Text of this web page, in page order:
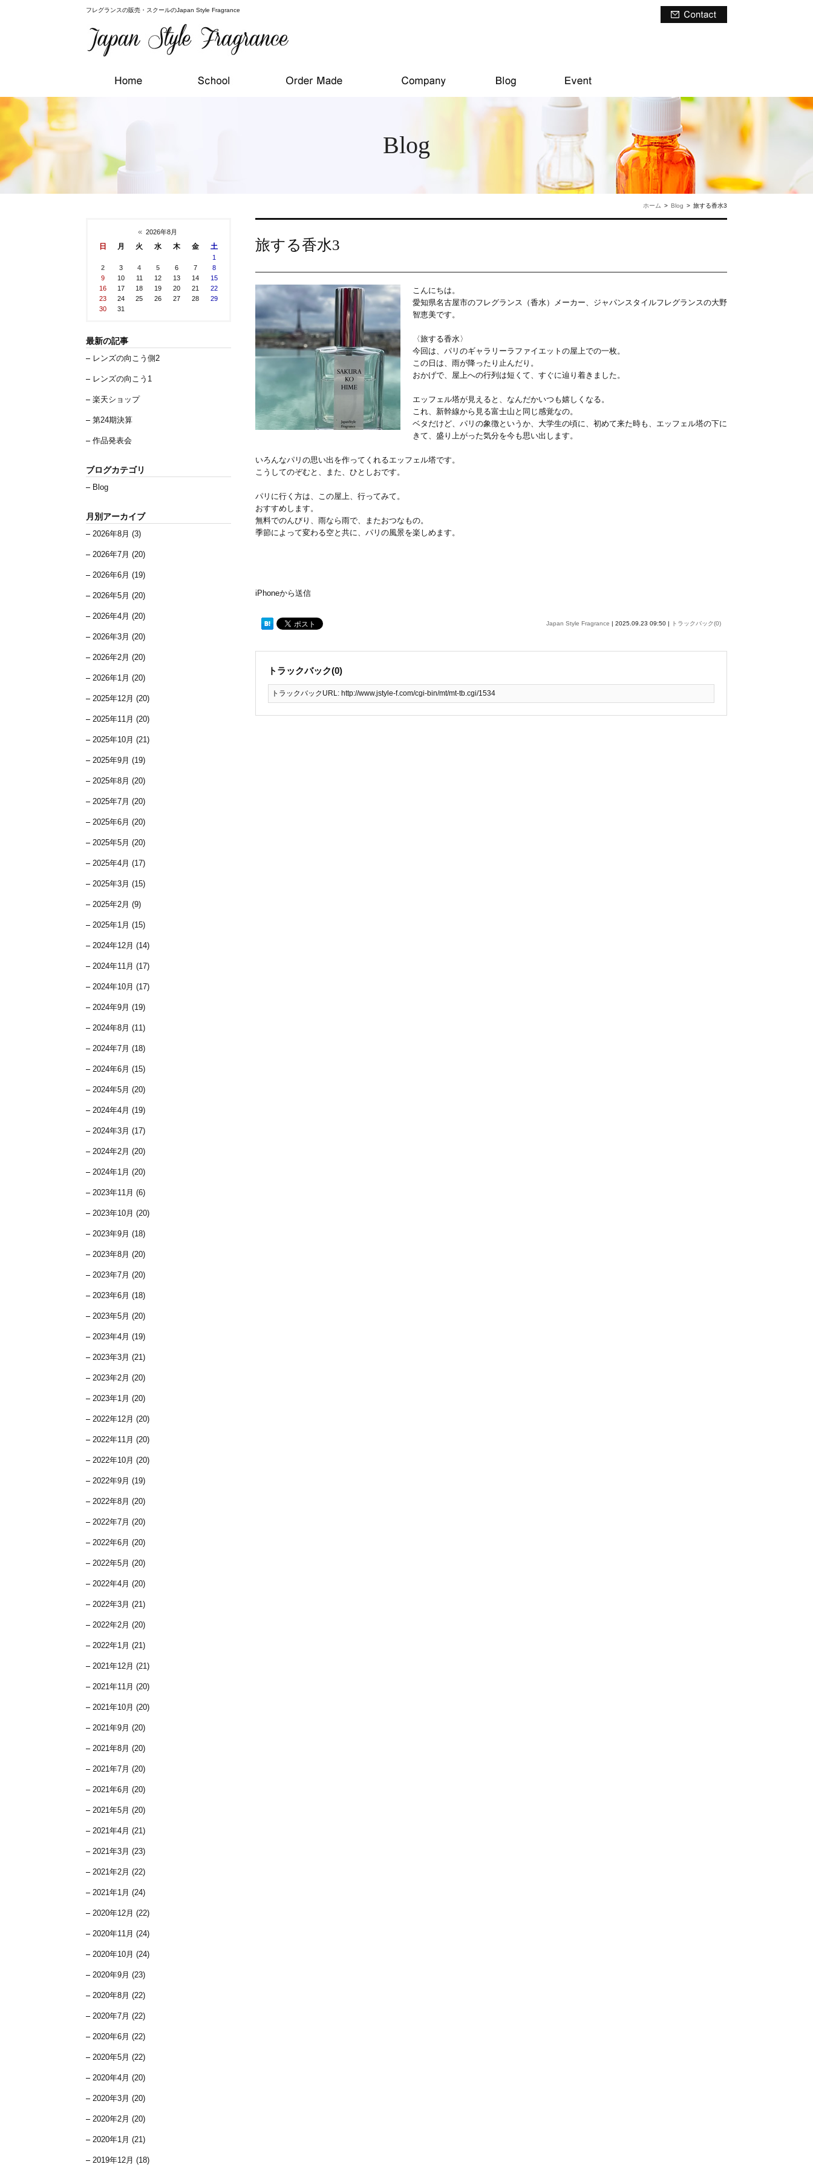
フレグランスの販売・スクールのJapan Style Fragrance
Blog
ホーム > Blog > 旅する香水3
旅する香水3
こんにちは。
愛知県名古屋市のフレグランス（香水）メーカー、ジャパンスタイルフレグランスの大野
智恵美です。
〈旅する香水〉
今回は、パリのギャラリーラファイエットの屋上での一枚。
この日は、雨が降ったり止んだり。
おかげで、屋上への行列は短くて、すぐに辿り着きました。
エッフェル塔が見えると、なんだかいつも嬉しくなる。
これ、新幹線から見る富士山と同じ感覚なの。
ベタだけど、パリの象徴というか、大学生の頃に、初めて来た時も、エッフェル塔の下に
きて、盛り上がった気分を今も思い出します。
いろんなパリの思い出を作ってくれるエッフェル塔です。
こうしてのぞむと、また、ひとしおです。
パリに行く方は、この屋上、行ってみて。
おすすめします。
無料でのんびり、雨なら雨で、またおつなもの。
季節によって変わる空と共に、パリの風景を楽しめます。
iPhoneから送信
Japan Style Fragrance | 2025.09.23 09:50 | トラックバック(0)
トラックバック(0)
トラックバックURL: http://www.jstyle-f.com/cgi-bin/mt/mt-tb.cgi/1534
« 2026年8月
日 月 火 水 木 金 土
1
2
3 4 5 6 7
8
9
10 11 12 13 14
15
16
17 18 19 20 21
22
23
24 25 26 27 28
29
30
31
最新の記事
レンズの向こう側2
レンズの向こう1
楽天ショップ
第24期決算
作品発表会
ブログカテゴリ
Blog
月別アーカイブ
2026年8月 (3)
2026年7月 (20)
2026年6月 (19)
2026年5月 (20)
2026年4月 (20)
2026年3月 (20)
2026年2月 (20)
2026年1月 (20)
2025年12月 (20)
2025年11月 (20)
2025年10月 (21)
2025年9月 (19)
2025年8月 (20)
2025年7月 (20)
2025年6月 (20)
2025年5月 (20)
2025年4月 (17)
2025年3月 (15)
2025年2月 (9)
2025年1月 (15)
2024年12月 (14)
2024年11月 (17)
2024年10月 (17)
2024年9月 (19)
2024年8月 (11)
2024年7月 (18)
2024年6月 (15)
2024年5月 (20)
2024年4月 (19)
2024年3月 (17)
2024年2月 (20)
2024年1月 (20)
2023年11月 (6)
2023年10月 (20)
2023年9月 (18)
2023年8月 (20)
2023年7月 (20)
2023年6月 (18)
2023年5月 (20)
2023年4月 (19)
2023年3月 (21)
2023年2月 (20)
2023年1月 (20)
2022年12月 (20)
2022年11月 (20)
2022年10月 (20)
2022年9月 (19)
2022年8月 (20)
2022年7月 (20)
2022年6月 (20)
2022年5月 (20)
2022年4月 (20)
2022年3月 (21)
2022年2月 (20)
2022年1月 (21)
2021年12月 (21)
2021年11月 (20)
2021年10月 (20)
2021年9月 (20)
2021年8月 (20)
2021年7月 (20)
2021年6月 (20)
2021年5月 (20)
2021年4月 (21)
2021年3月 (23)
2021年2月 (22)
2021年1月 (24)
2020年12月 (22)
2020年11月 (24)
2020年10月 (24)
2020年9月 (23)
2020年8月 (22)
2020年7月 (22)
2020年6月 (22)
2020年5月 (22)
2020年4月 (20)
2020年3月 (20)
2020年2月 (20)
2020年1月 (21)
2019年12月 (18)